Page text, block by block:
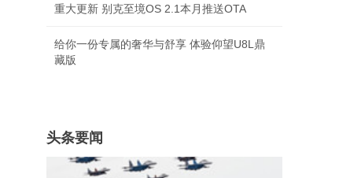
重大更新 别克至境OS 2.1本月推送OTA
给你一份专属的奢华与舒享 体验仰望U8L鼎
藏版
头条要闻